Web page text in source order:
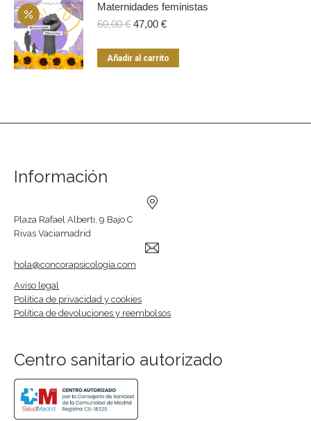
Maternidades feministas
60,00€ El
original
era:
47,00 €El
actual
es:
Añadir al carrito
Información
Plaza Rafael Alberti, 9 Bajo C
Rivas Vaciamadrid
hola@concorapsicologia.com
Aviso legal
Política de privacidad y cookies
Política de devoluciones y reembolsos
Centro sanitario autorizado